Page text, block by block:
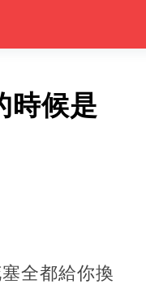
時候是
全都給你換